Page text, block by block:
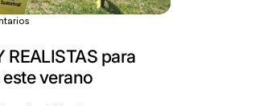
REALISTAS para
verano